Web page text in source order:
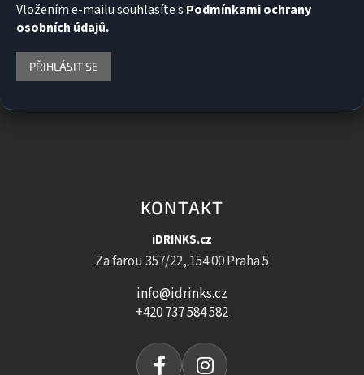
Vložením e-mailu souhlasíte s Podmínkami ochrany
osobních údajů.
PŘIHLÁSIT SE
KONTAKT
iDRINKS.cz
Za farou 357/22, 154 00 Praha 5
info@idrinks.cz
+420 737 584 582